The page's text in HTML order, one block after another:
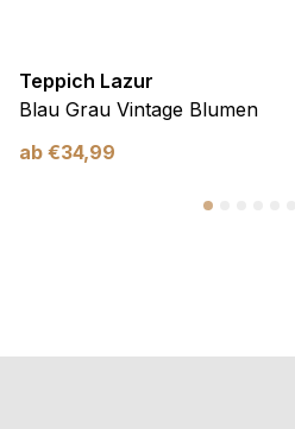
Teppich Lazur
Blau Grau Vintage Blumen
ab €34,99